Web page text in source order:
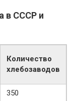
в СССР и
Количество
хлебозаводов
350